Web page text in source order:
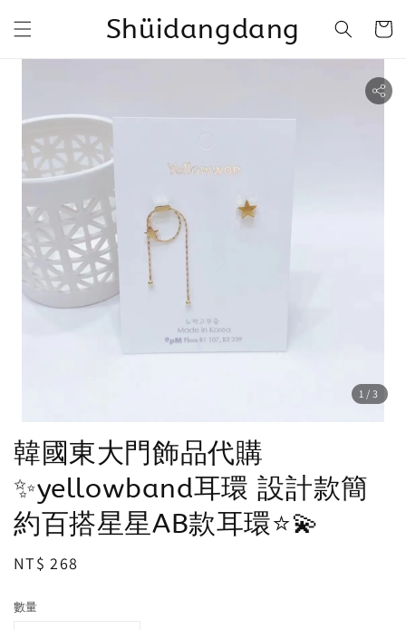
Shüidangdang
1 /3
韓國東大門飾品代購
✨yellowband耳環 設計款簡
約百搭星星AB款耳環⭐️💫
Regular
NT$ 268
數量